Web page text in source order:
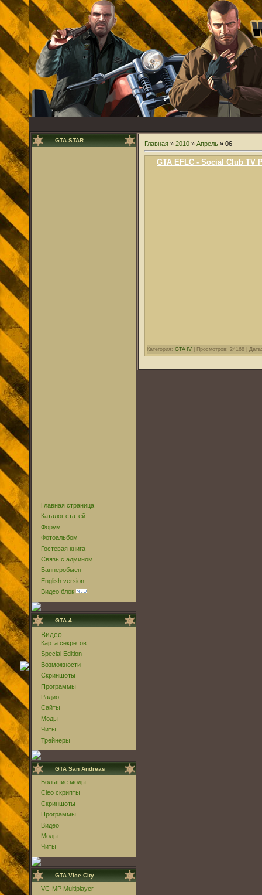
GTA STAR
Главная страница
Каталог статей
Форум
Фотоальбом
Гостевая книга
Связь с админом
Баннеробмен
English version
Видео блок
GTA 4
Видео
Карта секретов
Special Edition
Возможности
Скриншоты
Программы
Радио
Сайты
Моды
Читы
Трейнеры
GTA San Andreas
Большие моды
Cleo скрипты
Скриншоты
Программы
Видео
Моды
Читы
GTA Vice City
VC-MP Multiplayer
Главная » 2010 » Апрель » 06
GTA EFLC - Social Club TV
Категория: GTA IV | Просмотров: 24168 |